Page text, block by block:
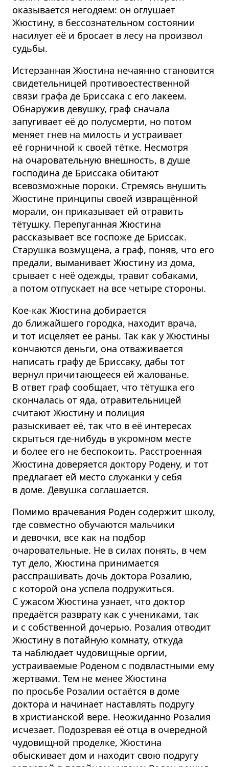
оказывается негодяем: он оглушает
Жюстину, в бессознательном состоянии
насилует её и бросает в лесу на произвол
судьбы.
Истерзанная Жюстина нечаянно становится
свидетельницей противоестественной
связи графа де Бриссака с его лакеем.
Обнаружив девушку, граф сначала
запугивает её до полусмерти, но потом
меняет гнев на милость и устраивает
её горничной к своей тётке. Несмотря
на очаровательную внешность, в душе
господина де Бриссака обитают
всевозможные пороки. Стремясь внушить
Жюстине принципы своей извращённой
морали, он приказывает ей отравить
тётушку. Перепуганная Жюстина
рассказывает все госпоже де Бриссак.
Старушка возмущена, а граф, поняв, что его
предали, выманивает Жюстину из дома,
срывает с неё одежды, травит собаками,
а потом отпускает на все четыре стороны.
Кое-как Жюстина добирается
до ближайшего городка, находит врача,
и тот исцеляет её раны. Так как у Жюстины
кончаются деньги, она отваживается
написать графу де Бриссаку, дабы тот
вернул причитающееся ей жалованье.
В ответ граф сообщает, что тётушка его
скончалась от яда, отравительницей
считают Жюстину и полиция
разыскивает её, так что в её интересах
скрыться где-нибудь в укромном месте
и более его не беспокоить. Расстроенная
Жюстина доверяется доктору Родену, и тот
предлагает ей место служанки у себя
в доме. Девушка соглашается.
Помимо врачевания Роден содержит школу,
где совместно обучаются мальчики
и девочки, все как на подбор
очаровательные. Не в силах понять, в чем
тут дело, Жюстина принимается
расспрашивать дочь доктора Розалию,
с которой она успела подружиться.
С ужасом Жюстина узнает, что доктор
предаётся разврату как с учениками, так
и с собственной дочерью. Розалия отводит
Жюстину в потайную комнату, откуда
та наблюдает чудовищные оргии,
устраиваемые Роденом с подвластными ему
жертвами. Тем не менее Жюстина
по просьбе Розалии остаётся в доме
доктора и начинает наставлять подругу
в христианской вере. Неожиданно Розалия
исчезает. Подозревая её отца в очередной
чудовищной проделке, Жюстина
обыскивает дом и находит свою подругу